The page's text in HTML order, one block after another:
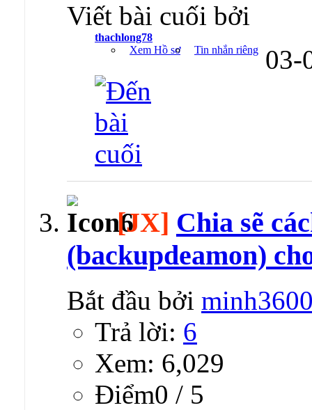
Viết bài cuối bởi
thachlong78
Xem Hồ sơ
Tin nhắn riêng 03-
[JX] Chia sẽ
(backupdeamon)
Bắt đầu bởi
Trả lời: 6
Xem: 6,029
Ðiểm0 / 5